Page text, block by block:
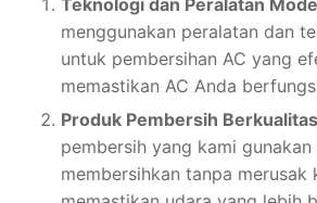
Teknologi dan Peralatan
menggunakan peralatan dan
untuk pembersihan AC yang
memastikan AC Anda
Produk Pembersih Berkualitas
pembersih yang kami
membersihkan tanpa merusak